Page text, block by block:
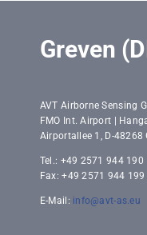
Greven
AVT Airborne Sensing
FMO Int. Airport |
Airportallee 1, D-48268
Tel.: +49 2571 944 190
Fax: +49 2571 944 199
E-Mail: info@avt-as.eu